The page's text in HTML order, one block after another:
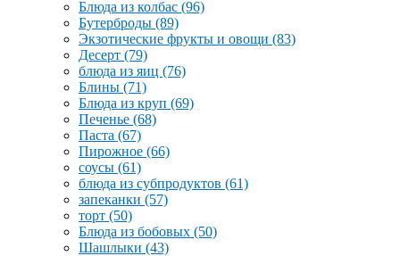
Блюда из колбас (96)
Бутерброды (89)
Экзотические фрукты и овощи (83)
Десерт (79)
блюда из яиц (76)
Блины (71)
Блюда из круп (69)
Печенье (68)
Паста (67)
Пирожное (66)
соусы (61)
блюда из субпродуктов (61)
запеканки (57)
торт (50)
Блюда из бобовых (50)
Шашлыки (43)